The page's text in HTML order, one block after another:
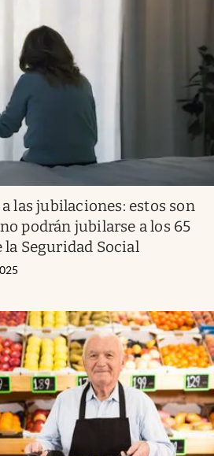
las jubilaciones: estos son
podrán jubilarse a los 65
la Seguridad Social